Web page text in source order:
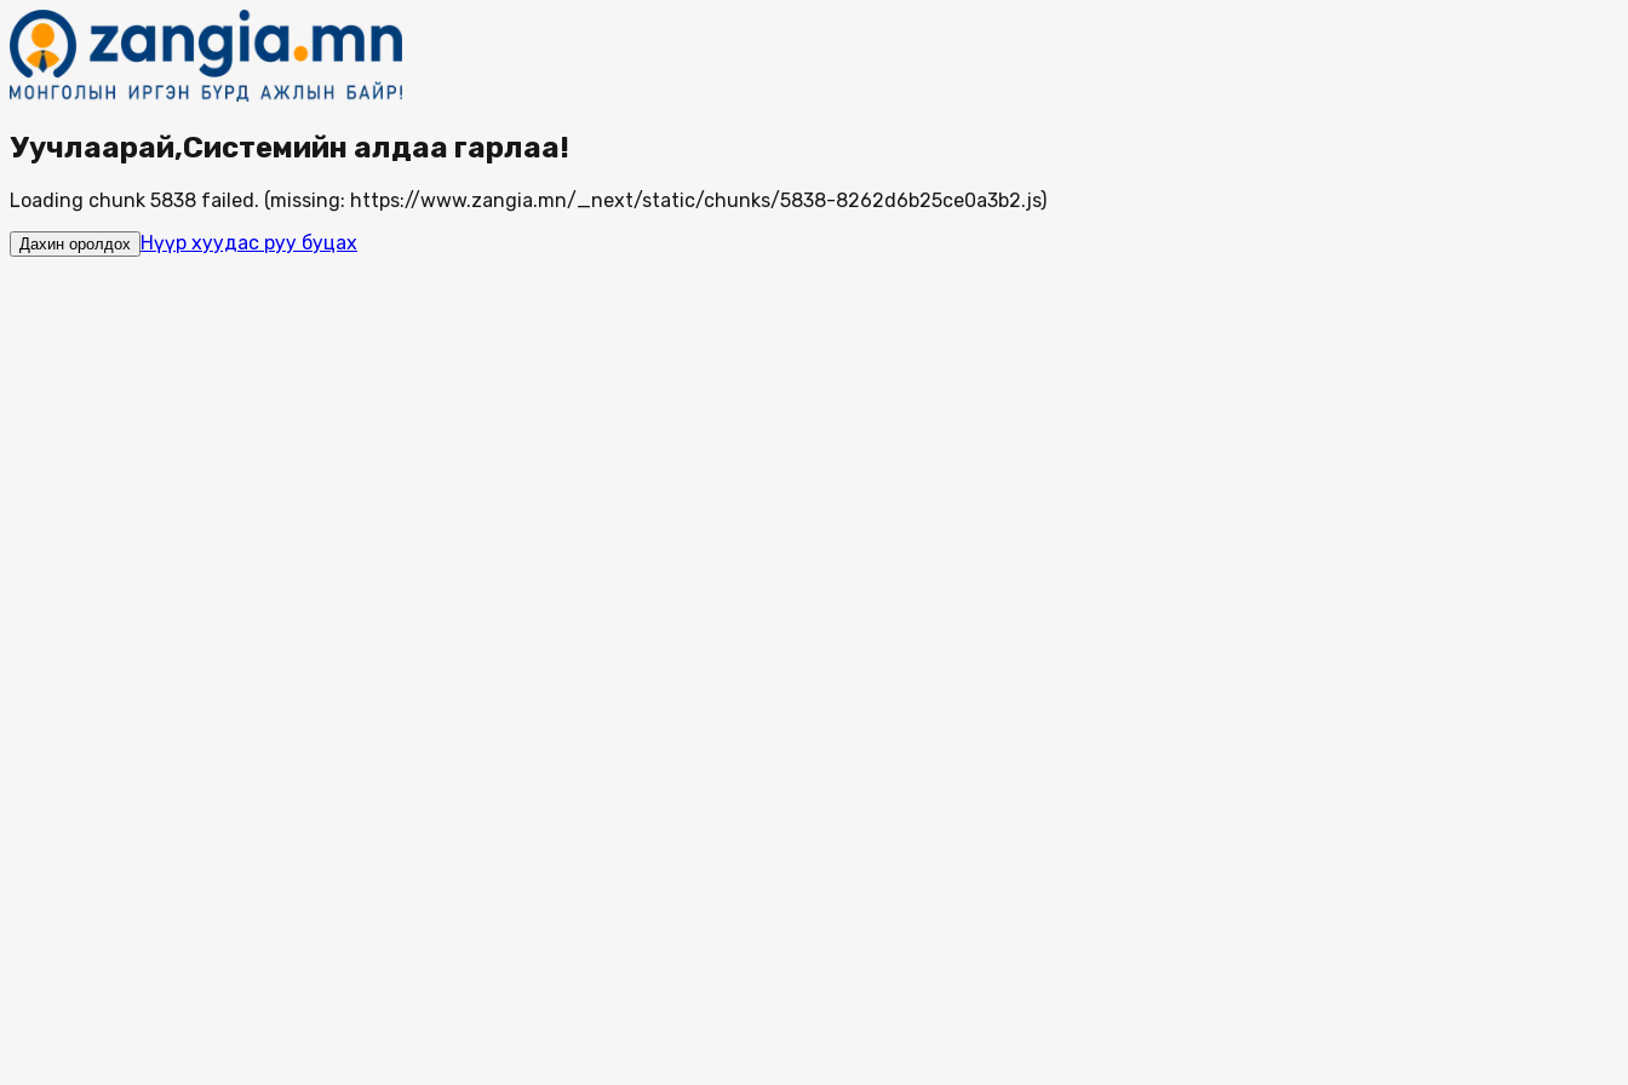
Уучлаарай,Системийн алдаа гарлаа!
Loading chunk 5838 failed. (missing: https://www.zangia.mn/_next/static/chunks/5838-8262d6b25ce0a3b2.js)
Дахин оролдох Нүүр хуудас руу буцах